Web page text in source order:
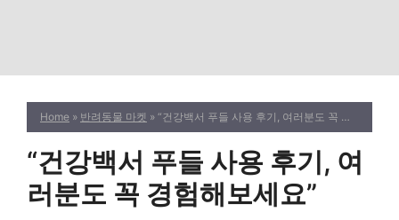
Home » 반려동물 마켓 » “건강백서 푸들 사용 후기, 여러분도 꼭 경험해보세요”
“건강백서 푸들 사용 후기, 여
러분도 꼭 경험해보세요”